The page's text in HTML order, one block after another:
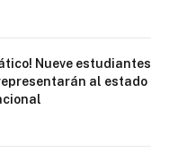
Nueve estudiantes
al estado